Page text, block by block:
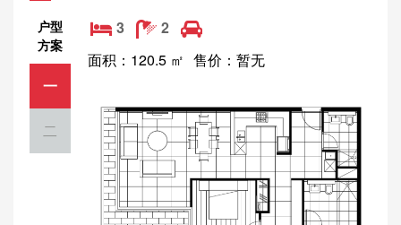
户型
方案
一
二
3
2
面积：120.5 ㎡ 售价：暂无